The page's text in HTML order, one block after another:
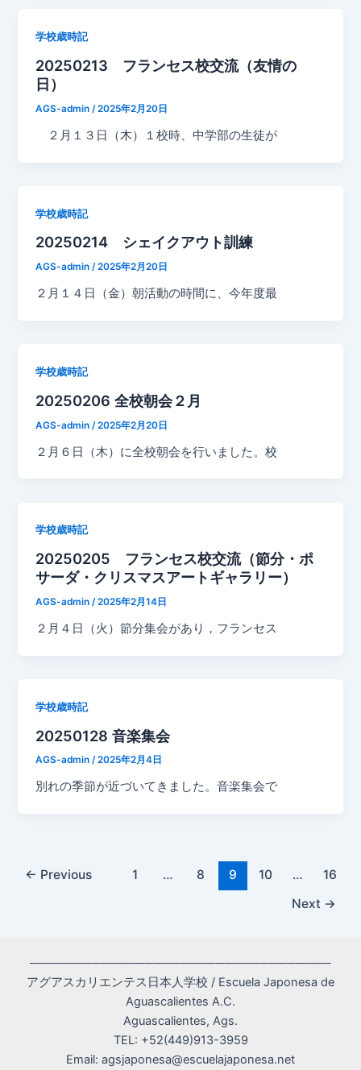
学校歳時記
20250213 フランセス校交流（友情の
日）
AGS-admin/2025年2月20日
２月１３日（木）１校時、中学部の生徒が
学校歳時記
20250214 シェイクアウト訓練
AGS-admin/2025年2月20日
２月１４日（金）朝活動の時間に、今年度最
学校歳時記
20250206 全校朝会２月
AGS-admin /2025年2月20日
２月６日（木）に全校朝会を行いました。校
学校歳時記
20250205 フランセス校交流（節分・ポ
サーダ・クリスマスアートギャラリー）
AGS-admin/2025年2月14日
２月４日（火）節分集会があり，フランセス
学校歳時記
20250128 音楽集会
AGS-admin/2025年2月4日
別れの季節が近づいてきました。音楽集会で
Post← Previous 1 … 8 9 10 …
16
Next →
──────────────────────────────────
アグアスカリエンテス日本人学校 / Escuela Japonesa de
Aguascalientes A.C.
Aguascalientes, Ags.
TEL: +52(449)913-3959
Email: agsjaponesa@escuelajaponesa.net